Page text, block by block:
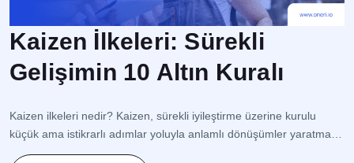
Kaizen İlkeleri: Sürekli
Gelişimin 10 Altın Kuralı
Kaizen ilkeleri nedir? Kaizen, sürekli iyileştirme üzerine kurulu
küçük ama istikrarlı adımlar yoluyla anlamlı dönüşümler yaratmaya
odaklanan bir Japon Felsefesidir. Bu yaklaşım, süreç yönetimi